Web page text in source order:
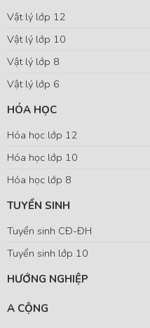
Vật lý lớp 12
Vật lý lớp 10
Vật lý lớp 8
Vật lý lớp 6
HÓA HỌC
Hóa học lớp 12
Hóa học lớp 10
Hóa học lớp 8
TUYỂN SINH
Tuyển sinh CĐ-ĐH
Tuyển sinh lớp 10
HƯỚNG NGHIỆP
A CỘNG